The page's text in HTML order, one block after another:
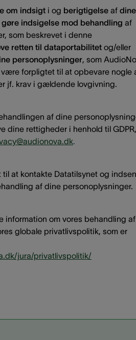
om indsigt i og berigtigelse af dine
gøre indsigelse mod behandling af
som beskrevet i denne
retten til dataportabilitet og/eller
personoplysninger, som
forpligtet til at opbevare nogle
jf. krav i gældende lovgivning.
af dine
dine rettigheder i henhold til
.
til at kontakte Datatilsynet og
af dine personoplysninger.
information om vores behandling af
globale privatlivspolitik, som er
jura/privatlivspolitik/